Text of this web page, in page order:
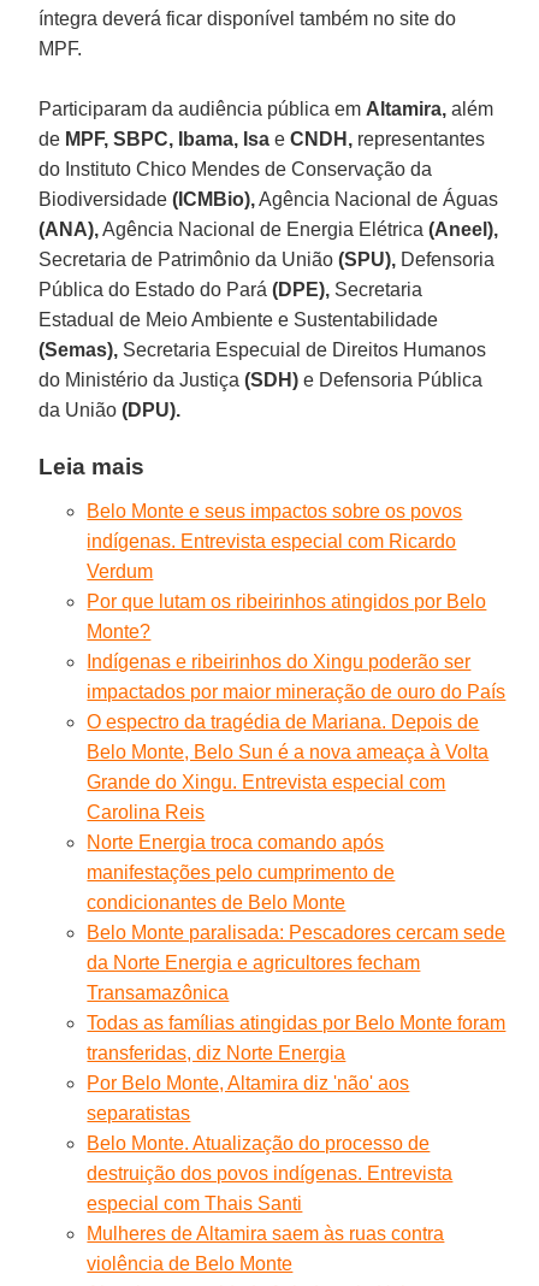
íntegra deverá ficar disponível também no site do
MPF.
Participaram da audiência pública em Altamira, além
de MPF, SBPC, Ibama, Isa eCNDH, representantes
do Instituto Chico Mendes de Conservação da
Biodiversidade(ICMBio),Agência Nacional de Águas
(ANA),Agência Nacional de Energia Elétrica(Aneel),
Secretaria de Patrimônio da União(SPU), Defensoria
Pública do Estado do Pará(DPE), Secretaria
Estadual de Meio Ambiente e Sustentabilidade
(Semas), Secretaria Especuial de Direitos Humanos
do Ministério da Justiça(SDH) e Defensoria Pública
da União(DPU).
Leia mais
Belo Monte e seus impactos sobre os povos
indígenas. Entrevista especial com Ricardo
Verdum
Por que lutam os ribeirinhos atingidos por Belo
Monte?
Indígenas e ribeirinhos do Xingu poderão ser
impactados por maior mineração de ouro do País
O espectro da tragédia de Mariana. Depois de
Belo Monte, Belo Sun é a nova ameaça à Volta
Grande do Xingu. Entrevista especial com
Carolina Reis
Norte Energia troca comando após
manifestações pelo cumprimento de
condicionantes de Belo Monte
Belo Monte paralisada: Pescadores cercam sede
da Norte Energia e agricultores fecham
Transamazônica
Todas as famílias atingidas por Belo Monte foram
transferidas, diz Norte Energia
Por Belo Monte, Altamira diz 'não' aos
separatistas
Belo Monte. Atualização do processo de
destruição dos povos indígenas. Entrevista
especial com Thais Santi
Mulheres de Altamira saem às ruas contra
violência de Belo Monte